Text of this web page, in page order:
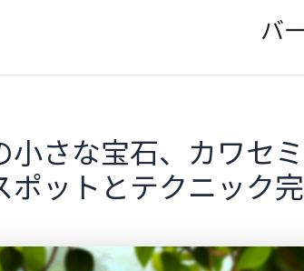
バ
小さな宝石、カワセ
ポットとテクニック